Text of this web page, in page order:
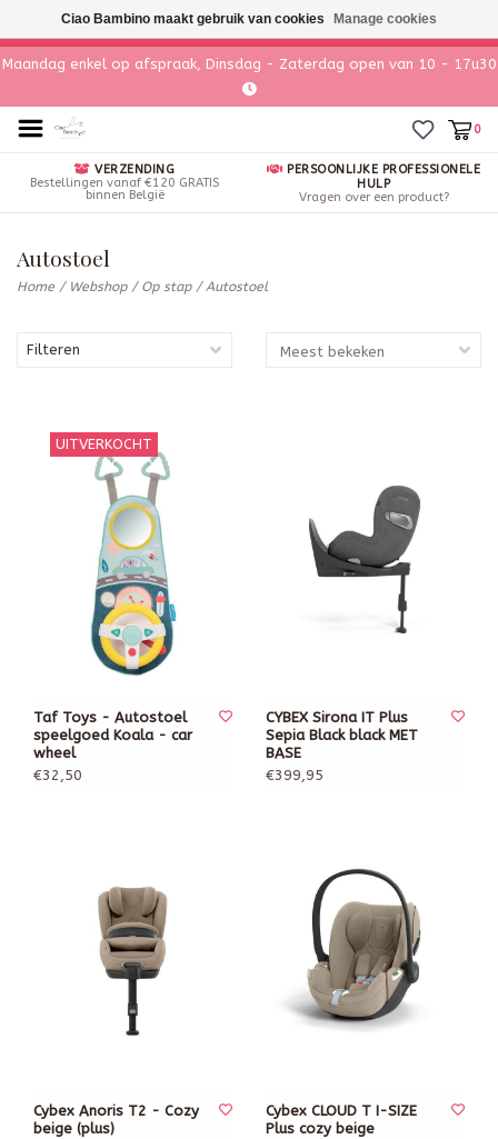
Maandag enkel op afspraak, Dinsdag - Zaterdag open van 10 - 17u30
0
VERZENDING
Bestellingen vanaf €120 GRATIS
binnen België
PERSOONLIJKE PROFESSIONELE
HULP
Vragen over een product?
Autostoel
Home / Webshop/ Op stap/Autostoel
Filteren
UITVERKOCHT
Taf Toys - Autostoel
speelgoed Koala - car
wheel
€32,50
CYBEX Sirona IT Plus
Sepia Black black MET
BASE
€399,95
Cybex Anoris T2 - Cozy
beige (plus)
Cybex CLOUD T I-SIZE
Plus cozy beige
Ciao Bambino maakt gebruik van cookies Manage cookies